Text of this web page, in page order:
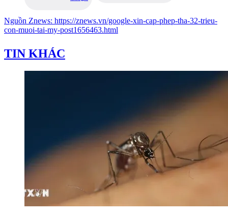
Nguồn Znews: https://znews.vn/google-xin-cap-phep-tha-32-trieu-
con-muoi-tai-my-post1656463.html
TIN KHÁC